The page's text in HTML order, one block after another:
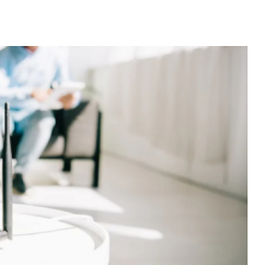
Giải trí
Nghệ sĩ
Thời trang
Sao Việt